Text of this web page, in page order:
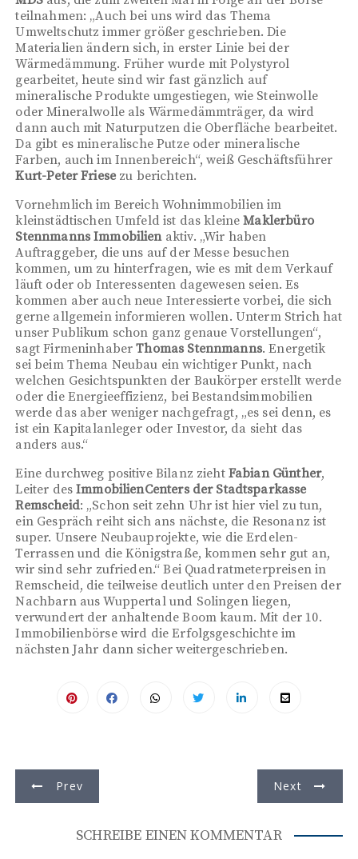
teilnahmen: „Auch bei uns wird das Thema
Umweltschutz immer größer geschrieben. Die
Materialien ändern sich, in erster Linie bei der
Wärmedämmung. Früher wurde mit Polystyrol
gearbeitet, heute sind wir fast gänzlich auf
mineralische Produkte umgestiegen, wie Steinwolle
oder Mineralwolle als Wärmedämmträger, da wird
dann auch mit Naturputzen die Oberfläche bearbeitet.
Da gibt es mineralische Putze oder mineralische
Farben, auch im Innenbereich“, weiß Geschäftsführer
Kurt-Peter Friese zu berichten.
Vornehmlich im Bereich Wohnimmobilien im
kleinstädtischen Umfeld ist das kleineMaklerbüro
Stennmanns Immobilienaktiv. „Wir haben
Auftraggeber, die uns auf der Messe besuchen
kommen, um zu hinterfragen, wie es mit dem Verkauf
läuft oder ob Interessenten dagewesen seien. Es
kommen aber auch neue Interessierte vorbei, die sich
gerne allgemein informieren wollen. Unterm Strich hat
unser Publikum schon ganz genaue Vorstellungen“,
sagt FirmeninhaberThomas Stennmanns. Energetik
sei beim Thema Neubau ein wichtiger Punkt, nach
welchen Gesichtspunkten der Baukörper erstellt werde
oder die Energieeffizienz, bei Bestandsimmobilien
werde das aber weniger nachgefragt, „es sei denn, es
ist ein Kapitalanleger oder Investor, da sieht das
anders aus.“
Eine durchweg positive Bilanz zieht Fabian Günther,
Leiter desImmobilienCenters der Stadtsparkasse
Remscheid: „Schon seit zehn Uhr ist hier viel zu tun,
ein Gespräch reiht sich ans nächste, die Resonanz ist
super. Unsere Neubauprojekte, wie die Erdelen-
Terrassen und die Königstraße, kommen sehr gut an,
wir sind sehr zufrieden.“ Bei Quadratmeterpreisen in
Remscheid, die teilweise deutlich unter den Preisen der
Nachbarn aus Wuppertal und Solingen liegen,
verwundert der anhaltende Boom kaum. Mit der 10.
Immobilienbörse wird die Erfolgsgeschichte im
nächsten Jahr dann sicher weitergeschrieben.
e
Prev Next
SCHREIBE EINEN KOMMENTAR